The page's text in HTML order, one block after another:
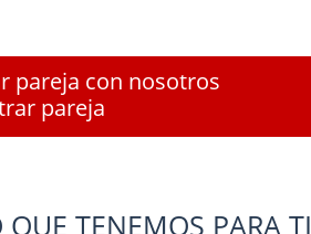
pareja con nosotros
pareja
QUE TENEMOS PARA TI